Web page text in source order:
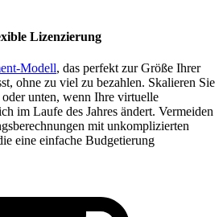
Lizenzierung
Modell, das perfekt zur Größe Ihrer
ohne zu viel zu bezahlen. Skalieren Sie
unten, wenn Ihre virtuelle
im Laufe des Jahres ändert. Vermeiden
mit unkomplizierten
eine einfache Budgetierung